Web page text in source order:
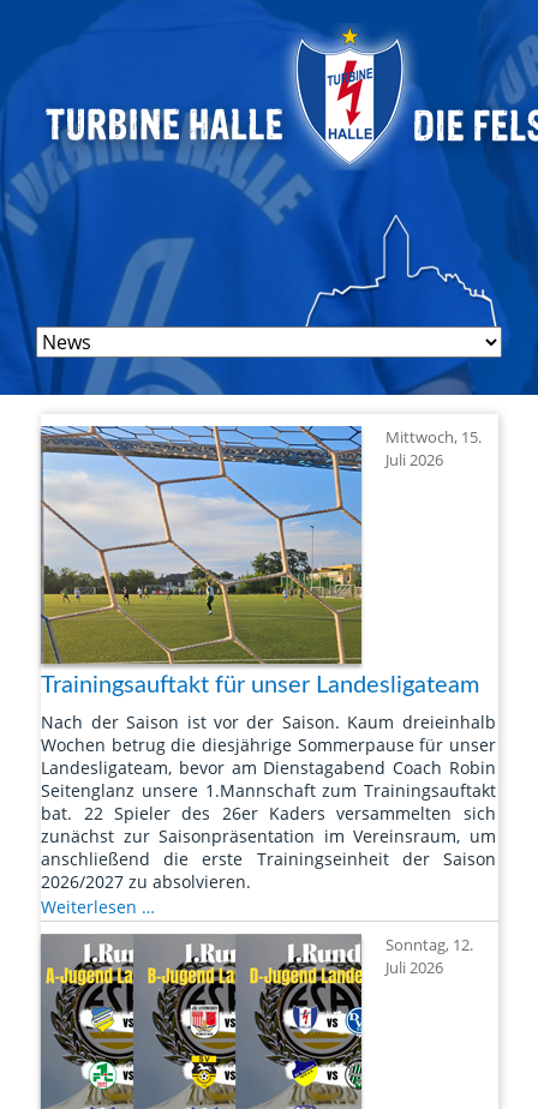
Navigation
überspringen
Mittwoch, 15.
Juli 2026
Trainingsauftakt für unser Landesligateam
Nach der Saison ist vor der Saison. Kaum dreieinhalb
Wochen betrug die diesjährige Sommerpause für unser
Landesligateam, bevor am Dienstagabend Coach Robin
Seitenglanz unsere 1.Mannschaft zum Trainingsauftakt
bat. 22 Spieler des 26er Kaders versammelten sich
zunächst zur Saisonpräsentation im Vereinsraum, um
anschließend die erste Trainingseinheit der Saison
2026/2027 zu absolvieren.
Weiterlesen …
für
unser
Landesligateam
Sonntag, 12.
Juli 2026